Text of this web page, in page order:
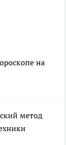
на
метод